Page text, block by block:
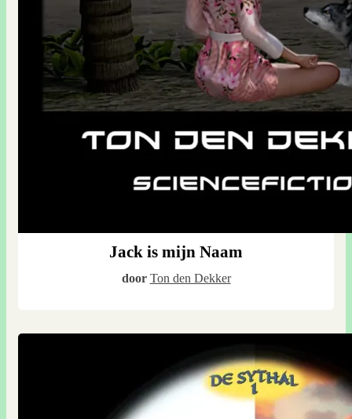
Jack is mijn Naam
door Ton den Dekker